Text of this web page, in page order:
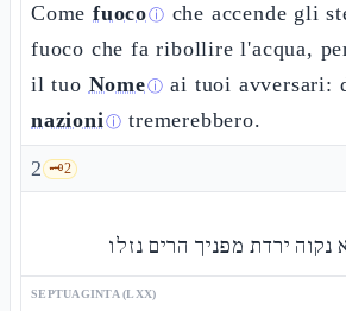
Come fuocoⓘ che accende gli
fuoco che fa ribollire l'acqua,
il tuo Nomeⓘ ai tuoi avversari:
nazioniⓘ tremerebbero.
2 🗝️2
ירדת מפניך הרים נזלו
SEPTUAGINTA (LXX)